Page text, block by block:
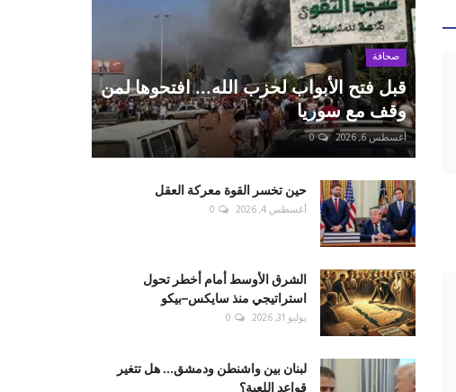
صحافة
قبل فتح الأبواب لحزب الله... افتحوها لمن
وقف مع سوريا
أغسطس 6, 2026 0
حين تخسر القوة معركة العقل
أغسطس 4, 2026 0
الشرق الأوسط أمام أخطر تحول
استراتيجي منذ سايكس–بيكو
يوليو 31, 2026 0
لبنان بين واشنطن ودمشق... هل تتغير
قواعد اللعبة؟